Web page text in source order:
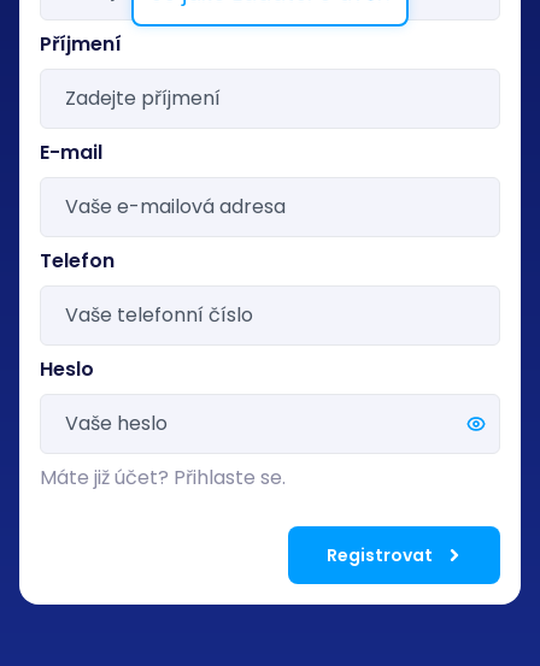
Příjmení
E-mail
Telefon
Heslo
Máte již účet? Přihlaste se.
Registrovat